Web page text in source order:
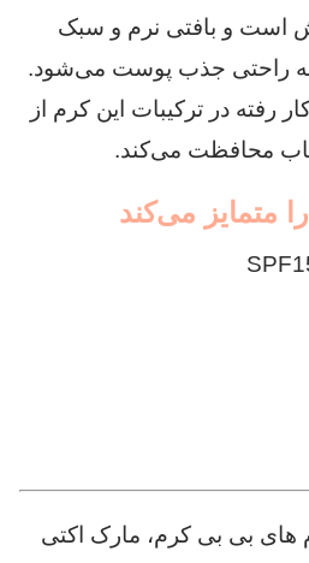
است و بافتی نرم و سبک
به راحتی جذب پوست می‌شود.
رفته در ترکیبات این کرم از
محافظت می‌کند.
متمایز می‌کند
های بی بی کرم، مارک اکتی